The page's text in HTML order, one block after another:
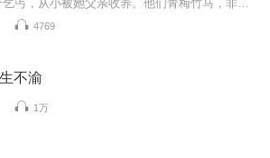
4769
不渝
1万